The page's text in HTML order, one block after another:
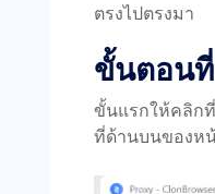
ตรงไปตรงมา
ขั้นตอนที่
ขั้นแรกให้คลิกที่
ที่ด้านบนของห